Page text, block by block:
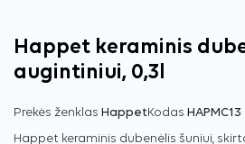
Happet keraminis
augintiniui, 0,3l
Prekės ženklas HappetKodas HAPMC13
Happet keraminis dubenėlis šuniui,